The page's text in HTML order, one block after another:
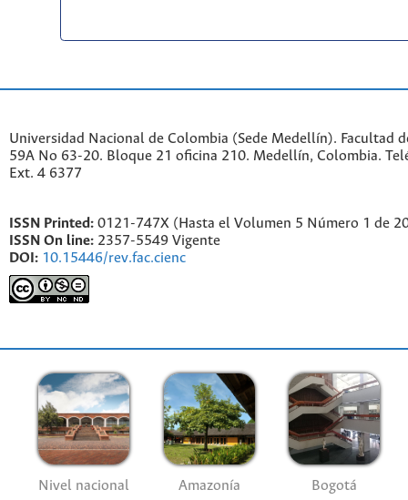
Universidad Nacional de Colombia (Sede Medellín). Facultad
59A No 63-20. Bloque 21 oficina 210. Medellín, Colombia.
Ext. 4 6377
ISSN Printed: 0121-747X (Hasta el Volumen 5 Número 1 de
ISSN On line: 2357-5549 Vigente
DOI: 10.15446/rev.fac.cienc
Nivel nacional Amazonía Bogotá